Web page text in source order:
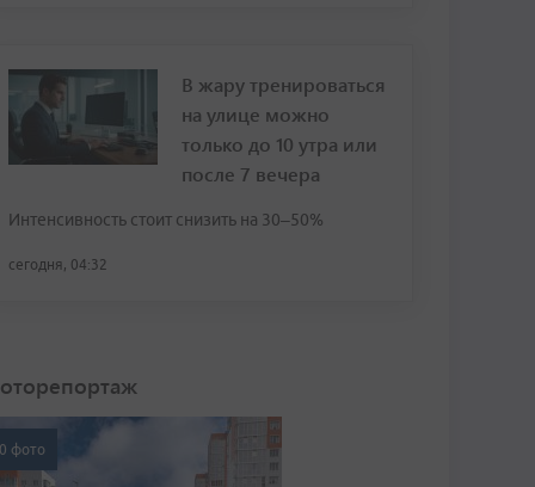
В жару тренироваться
на улице можно
только до 10 утра или
после 7 вечера
Интенсивность стоит снизить на 30–50%
сегодня, 04:32
фото